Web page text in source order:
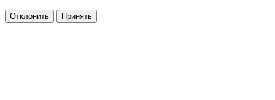
Отклонить Принять